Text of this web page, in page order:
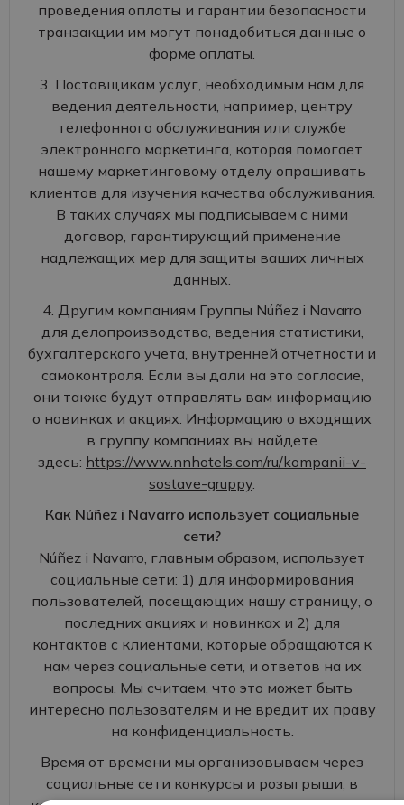
проведения оплаты и гарантии безопасности
транзакции им могут понадобиться данные о
форме оплаты.
3. Поставщикам услуг, необходимым нам для
ведения деятельности, например, центру
телефонного обслуживания или службе
электронного маркетинга, которая помогает
нашему маркетинговому отделу опрашивать
клиентов для изучения качества обслуживания.
В таких случаях мы подписываем с ними
договор, гарантирующий применение
надлежащих мер для защиты ваших личных
данных.
4. Другим компаниям Группы Núñez i Navarro
для делопроизводства, ведения статистики,
бухгалтерского учета, внутренней отчетности и
самоконтроля. Если вы дали на это согласие,
они также будут отправлять вам информацию
о новинках и акциях. Информацию о входящих
в группу компаниях вы найдете
здесь: https://www.nnhotels.com/ru/kompanii-v-
sostave-gruppy.
Как Núñez i Navarro использует социальные
сети?
Núñez i Navarro, главным образом, использует
социальные сети: 1) для информирования
пользователей, посещающих нашу страницу, о
последних акциях и новинках и 2) для
контактов с клиентами, которые обращаются к
нам через социальные сети, и ответов на их
вопросы. Мы считаем, что это может быть
интересно пользователям и не вредит их праву
на конфиденциальность.
Время от времени мы организовываем через
социальные сети конкурсы и розыгрыши, в